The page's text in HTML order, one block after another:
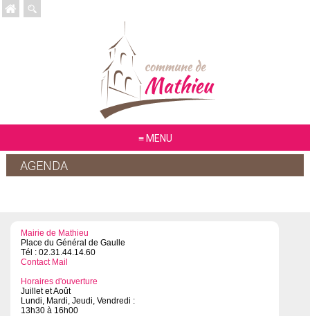
MENU
AGENDA
Mairie de Mathieu
Place du Général de Gaulle
Tél : 02.31.44.14.60
Contact Mail
Horaires d'ouverture
Juillet et Août
Lundi, Mardi, Jeudi, Vendredi :
13h30 à 16h00